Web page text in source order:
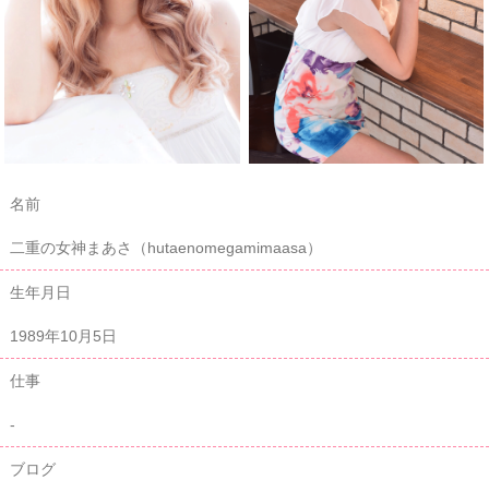
名前
二重の女神まあさ（hutaenomegamimaasa）
生年月日
1989年10月5日
仕事
-
ブログ